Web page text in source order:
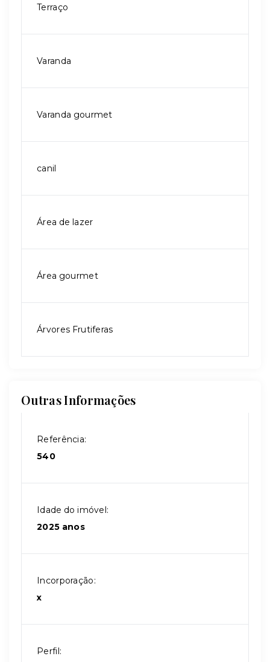
Terraço
Varanda
Varanda gourmet
canil
Área de lazer
Área gourmet
Árvores Frutiferas
Outras Informações
Referência:
540
Idade do imóvel:
2025 anos
Incorporação:
x
Perfil: